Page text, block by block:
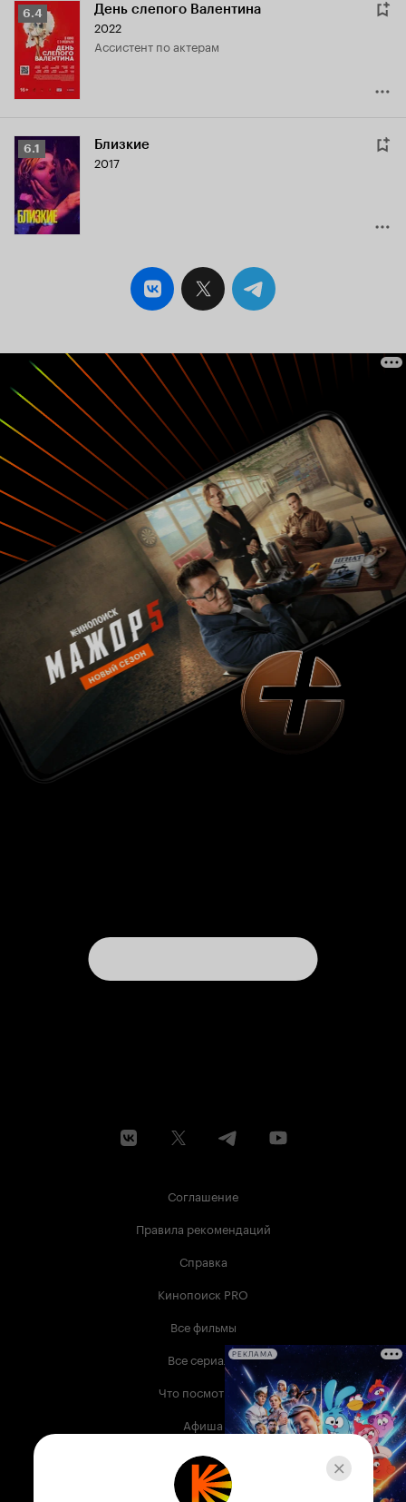
Рейтинг
Кинопоиска
6.4
6.4 День слепого Валентина
2022
Ассистент по актерам
Рейтинг
Кинопоиска
6.1
6.1 Близкие
2017
Соглашение
Правила рекомендаций
Справка
Кинопоиск PRO
Все фильмы
Все сериалы
Что посмотреть
Афиша
Музыка
Телепрограмма
РЕКЛАМА